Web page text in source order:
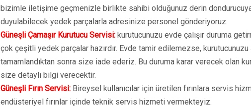
bizimle iletişime geçmenizle birlikte sahibi olduğunuz derin
duyulabilecek yedek parçalarla adresinize personel gönderiyoruz.
Güneşli Çamaşır Kurutucu Servisi: kurutucunuzu evde çalışır duruma
çok çeşitli yedek parçalar hazırdır. Evde tamir edilemezse, kurutucunuzu
tamamlandıktan sonra size iade ederiz. Bu duruma karar verecek olan
size detaylı bilgi verecektir.
Güneşli Fırın Servisi: Bireysel kullanıcılar için üretilen fırınlara servis
endüsteriyel fırınlar içinde teknik servis hizmeti vermekteyiz.